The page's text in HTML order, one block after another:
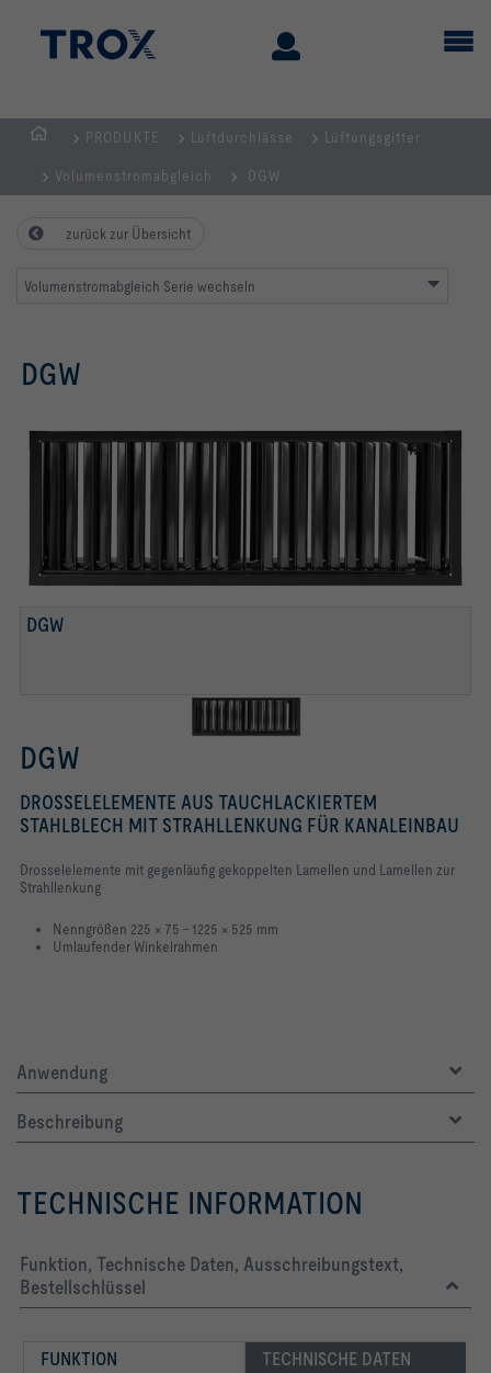
PRODUKTE Luftdurchlässe Lüftungsgitter
Volumenstromabgleich DGW
zurück zur Übersicht
Volumenstromabgleich Serie wechseln
DGW
DGW
DGW
DROSSELELEMENTE AUS TAUCHLACKIERTEM
STAHLBLECH MIT STRAHLLENKUNG FÜR KANALEINBAU
Drosselelemente mit gegenläufig gekoppelten Lamellen und Lamellen zur
Strahllenkung
Nenngrößen 225 × 75 – 1225 × 525 mm
Umlaufender Winkelrahmen
Anwendung
Beschreibung
TECHNISCHE INFORMATION
Funktion, Technische Daten, Ausschreibungstext,
Bestellschlüssel
FUNKTION TECHNISCHE DATEN